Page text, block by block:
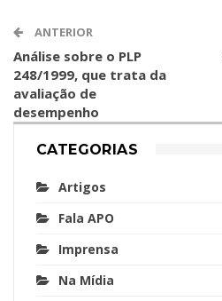
ANTERIOR
Análise sobre o PLP
248/1999, que trata da
avaliação de
desempenho
CATEGORIAS
Artigos
Fala APO
Imprensa
Na Mídia